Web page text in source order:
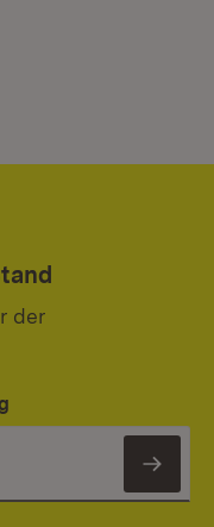
der